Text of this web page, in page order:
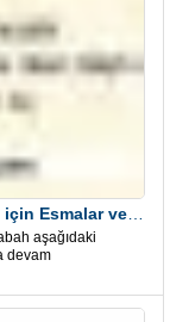
aşağıdaki
devam